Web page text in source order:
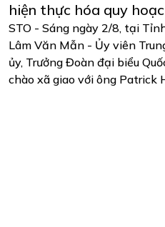
hiện thực hóa quy
STO - Sáng ngày 2/8, tại
Lâm Văn Mẫn - Ủy viên
ủy, Trưởng Đoàn đại biểu
chào xã giao với ông Patrick